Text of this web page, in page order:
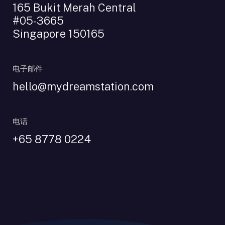
165 Bukit Merah Central
#05-3665
Singapore 150165
电子邮件
hello@mydreamstation.com
电话
+65 8778 0224